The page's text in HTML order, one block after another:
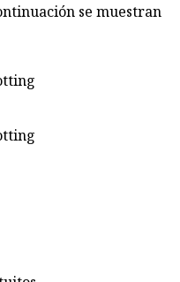
se muestran